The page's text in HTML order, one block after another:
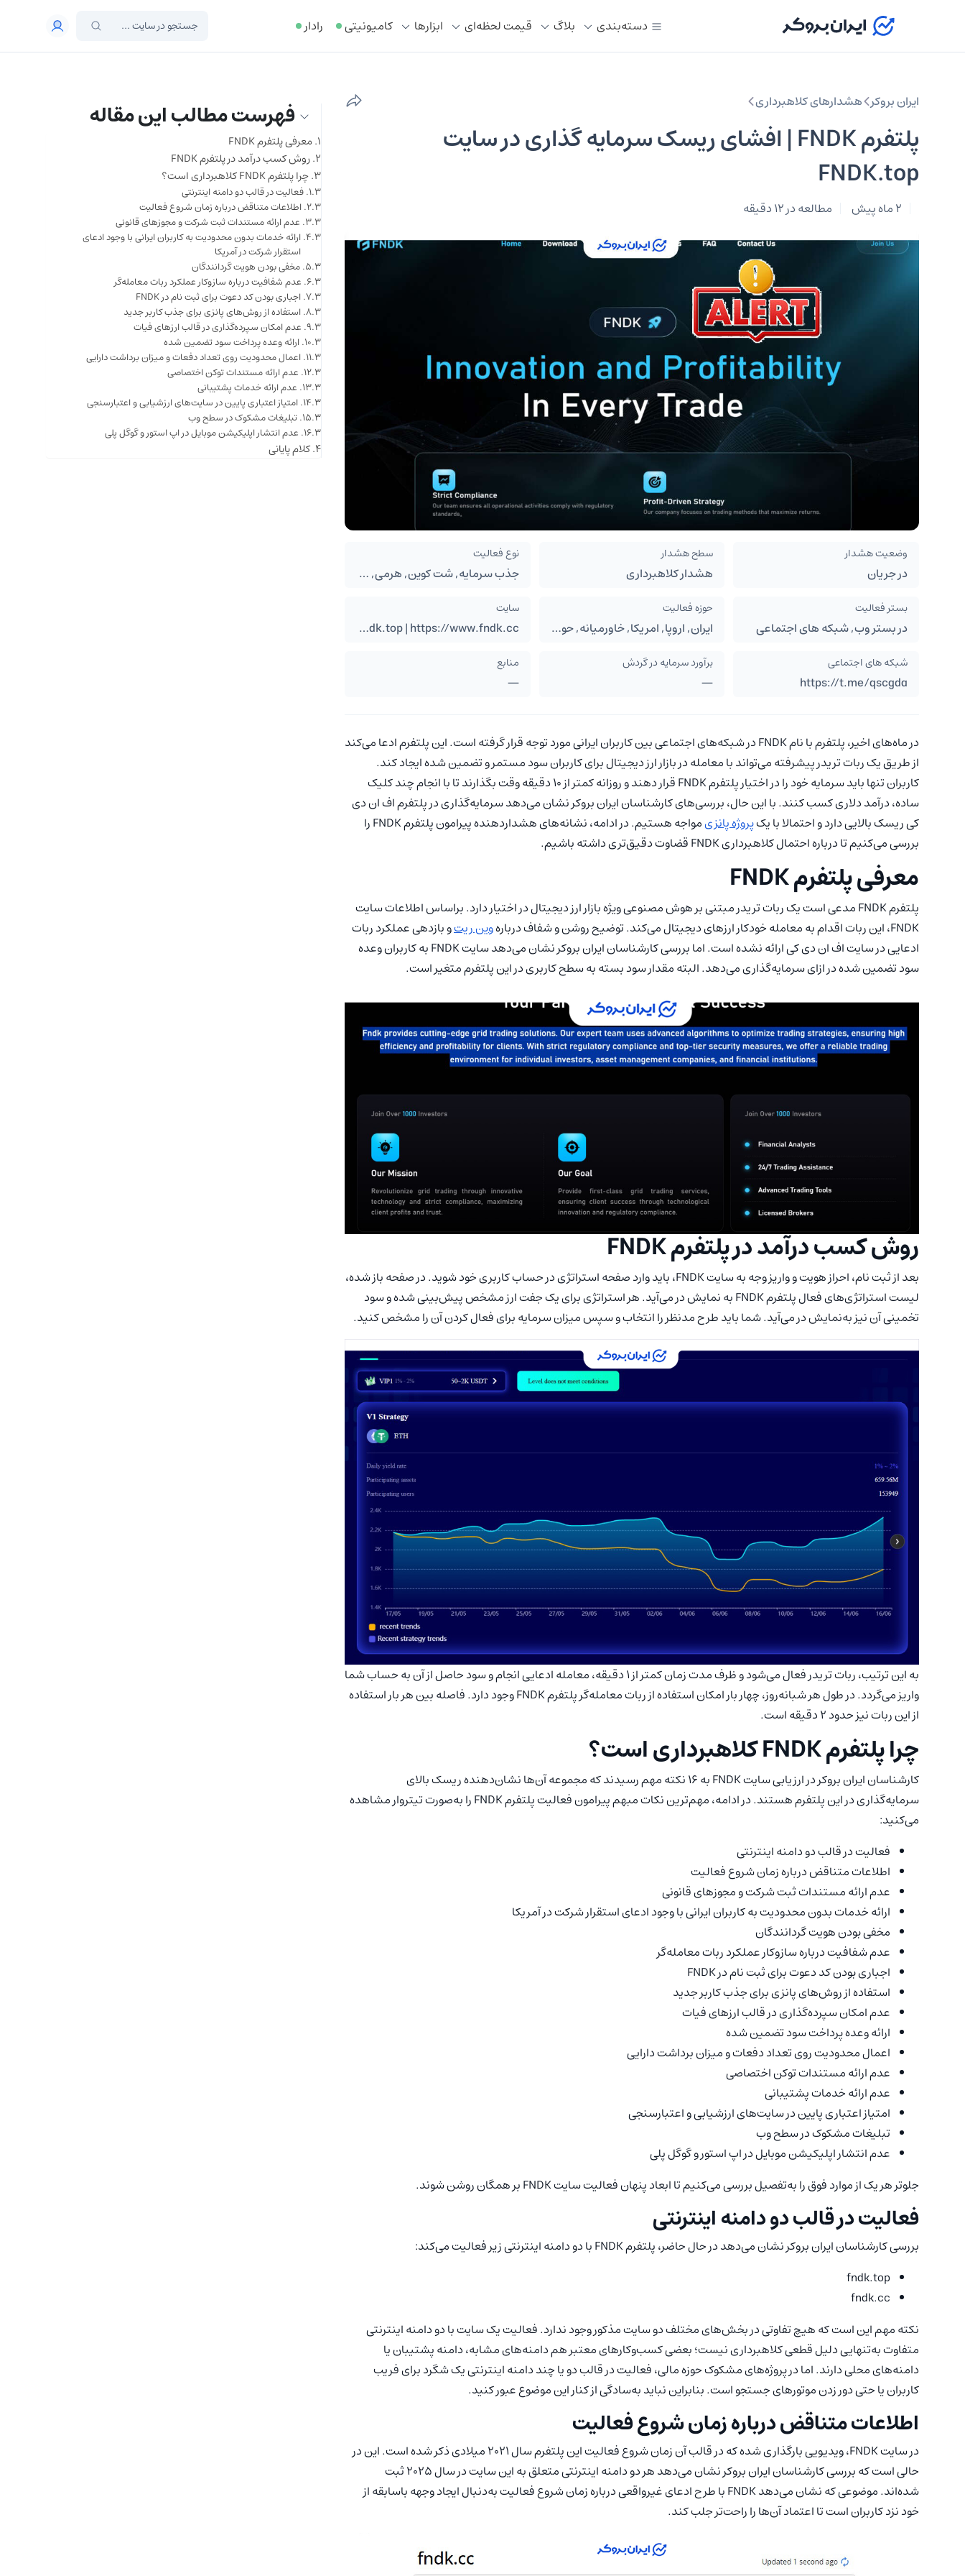
دسته‌بندی بلاگ قیمت لحظه‌ای ابزار‌ها کامیونیتی رادار
ایران بروکر هشدارهای کلاهبرداری
پلتفرم FNDK | افشای ریسک سرمایه گذاری در سایت
FNDK.top
2 ماه پیش مطالعه در 12 دقیقه
وضعیت هشدار
در جریان
سطح هشدار
هشدار کلاهبرداری
نوع فعالیت
جذب سرمایه, شت کوین, هرمی, پانزی
بستر فعالیت
در بستر وب, شبکه های اجتماعی
حوزه فعالیت
ایران, اروپا, امریکا, خاورمیانه, حوزه خلیج فارس, شرق آسیا
سایت
https://www.fndk.top | https://www.fndk.cc
شبکه های اجتماعی
https://t.me/qscgda
برآورد سرمایه در گردش
—
منابع
—
در ماه‌های اخیر، پلتفرم با نام FNDK در شبکه‌های اجتماعی بین کاربران ایرانی مورد توجه قرار گرفته است. این پلتفرم ادعا می‌کند
از طریق یک ربات تریدر پیشرفته می‌تواند با معامله در بازار ارز دیجیتال برای کاربران سود مستمر و تضمین شده ایجاد کند.
کاربران تنها باید سرمایه خود را در اختیار پلتفرم FNDK قرار دهند و روزانه کمتر از 10 دقیقه وقت بگذارند تا با انجام چند کلیک
ساده، درآمد دلاری کسب کنند. با این حال، بررسی‌های کارشناسان ایران بروکر نشان می‌دهد سرمایه‌گذاری در پلتفرم اف ان دی
کی ریسک بالایی دارد و احتمالا با یکپروژه پانزی
مواجه هستیم. در ادامه، نشانه‌های هشداردهنده پیرامون پلتفرم FNDK را
بررسی می‌کنیم تا درباره احتمال کلاهبرداری FNDK قضاوت دقیق‌تری داشته باشیم.
معرفی پلتفرم FNDK
پلتفرم FNDK مدعی است یک ربات تریدر مبتنی بر هوش مصنوعی ویژه بازار ارز دیجیتال در اختیار دارد. براساس اطلاعات سایت
FNDK، این ربات اقدام به معامله خودکار ارزهای دیجیتال می‌کند. توضیح روشن و شفاف درباره
وین ریتو بازدهی عملکرد ربات
ادعایی در سایت اف ان دی کی ارائه نشده است. اما بررسی کارشناسان ایران بروکر نشان می‌دهد سایت FNDK به کاربران وعده
سود تضمین شده در ازای سرمایه‌گذاری می‌دهد. البته مقدار سود بسته به سطح کاربری در این پلتفرم متغیر است.
روش کسب درآمد در پلتفرم FNDK
بعد از ثبت نام، احراز هویت و واریز وجه به سایت FNDK، باید وارد صفحه استراتژی در حساب کاربری خود شوید. در صفحه باز شده،
لیست استراتژی‌های فعال پلتفرم FNDK به نمایش در می‌آید. هر استراتژی برای یک جفت ارز مشخص پیش‌بینی شده و سود
تخمینی آن نیز به‌نمایش در می‌آید. شما باید طرح مد‌نظر را انتخاب و سپس میزان سرمایه برای فعال کردن آن را مشخص کنید.
به این ترتیب، ربات تریدر فعال می‌شود و ظرف مدت زمان کمتر از 1 دقیقه، معامله ادعایی انجام و سود حاصل از آن به حساب شما
واریز می‌گردد. در طول هر شبانه‌روز، چهار بار امکان استفاده از ربات معامله‌گر پلتفرم FNDK وجود دارد. فاصله بین هر بار استفاده
از این ربات نیز حدود 2 دقیقه است.
چرا پلتفرم FNDK کلاهبرداری است؟
کارشناسان ایران بروکر در ارزیابی سایت FNDK به 16 نکته مهم رسیدند که مجموعه آن‌ها نشان‌دهنده ریسک بالای
سرمایه‌گذاری در این پلتفرم هستند. در ادامه، مهم‌ترین نکات مبهم پیرامون فعالیت پلتفرم FNDK را به‌صورت تیتروار مشاهده
می‌کنید:
فعالیت در قالب دو دامنه اینترنتی
اطلاعات متناقض درباره زمان شروع فعالیت
عدم ارائه مستندات ثبت شرکت و مجوزهای قانونی
ارائه خدمات بدون محدودیت به کاربران ایرانی با وجود ادعای استقرار شرکت در آمریکا
مخفی بودن هویت گردانندگان
عدم شفافیت درباره سازوکار عملکرد ربات معامله‌گر
اجباری بودن کد دعوت برای ثبت نام در FNDK
استفاده از روش‌های پانزی برای جذب کاربر جدید
عدم امکان سپرده‌گذاری در قالب ارزهای فیات
ارائه وعده پرداخت سود تضمین شده
اعمال محدودیت روی تعداد دفعات و میزان برداشت دارایی
عدم ارائه مستندات توکن اختصاصی
عدم ارائه خدمات پشتیبانی
امتیاز اعتباری پایین در سایت‌های ارزشیابی و اعتبارسنجی
تبلیغات مشکوک در سطح وب
عدم انتشار اپلیکیشن موبایل در اپ استور و گوگل پلی
جلوتر هر یک از موارد فوق را به‌تفصیل بررسی می‌کنیم تا ابعاد پنهان فعالیت سایت FNDK بر همگان روشن شوند.
فعالیت در قالب دو دامنه اینترنتی
بررسی کارشناسان ایران بروکر نشان می‌دهد در حال حاضر، پلتفرم FNDK با دو دامنه اینترنتی زیر فعالیت می‌کند:
fndk.top
fndk.cc
نکته مهم این است که هیچ تفاوتی در بخش‌های مختلف دو سایت مذکور وجود ندارد. فعالیت یک سایت با دو دامنه اینترنتی
متفاوت به‌تنهایی دلیل قطعی کلاهبرداری نیست؛ بعضی کسب‌وکارهای معتبر هم دامنه‌های مشابه، دامنه پشتیبان یا
دامنه‌های محلی دارند. اما در پروژه‌های مشکوک حوزه مالی، فعالیت در قالب دو یا چند دامنه اینترنتی یک شگرد برای فریب
کاربران یا حتی دور زدن موتورهای جستجو است. بنابراین نباید به‌سادگی از کنار این موضوع عبور کنید.
اطلاعات متناقض درباره زمان شروع فعالیت
در سایت FNDK، ویدیویی بارگذاری شده که در قالب آن زمان شروع فعالیت این پلتفرم سال 2021 میلادی ذکر شده است. این در
حالی است که بررسی کارشناسان ایران بروکر نشان می‌دهد هر دو دامنه اینترنتی متعلق به این سایت در سال 2025 ثبت
شده‌اند. موضوعی که نشان می‌دهد FNDK با طرح ادعای غیرواقعی درباره زمان شروع فعالیت به‌دنبال ایجاد وجهه باسابقه از
خود نزد کاربران است تا اعتماد آن‌ها را راحت‌تر جلب کند.
فهرست مطالب این مقاله
معرفی پلتفرم FNDK
روش کسب درآمد در پلتفرم FNDK
چرا پلتفرم FNDK کلاهبرداری است؟
فعالیت در قالب دو دامنه اینترنتی
اطلاعات متناقض درباره زمان شروع فعالیت
عدم ارائه مستندات ثبت شرکت و مجوزهای قانونی
ارائه خدمات بدون محدودیت به کاربران ایرانی با وجود ادعای
استقرار شرکت در آمریکا
مخفی بودن هویت گردانندگان
عدم شفافیت درباره سازوکار عملکرد ربات معامله‌گر
اجباری بودن کد دعوت برای ثبت نام در FNDK
استفاده از روش‌های پانزی برای جذب کاربر جدید
عدم امکان سپرده‌گذاری در قالب ارزهای فیات
ارائه وعده پرداخت سود تضمین شده
اعمال محدودیت روی تعداد دفعات و میزان برداشت دارایی
عدم ارائه مستندات توکن اختصاصی
عدم ارائه خدمات پشتیبانی
امتیاز اعتباری پایین در سایت‌های ارزشیابی و اعتبارسنجی
تبلیغات مشکوک در سطح وب
عدم انتشار اپلیکیشن موبایل در اپ استور و گوگل پلی
کلام پایانی